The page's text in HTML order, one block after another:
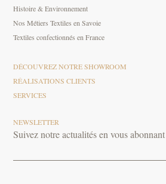
Histoire & Environnement
Nos Métiers Textiles en Savoie
Textiles confectionnés en France
DÉCOUVREZ NOTRE SHOWROOM
RÉALISATIONS CLIENTS
SERVICES
NEWSLETTER
Suivez notre actualités en vous abonnant